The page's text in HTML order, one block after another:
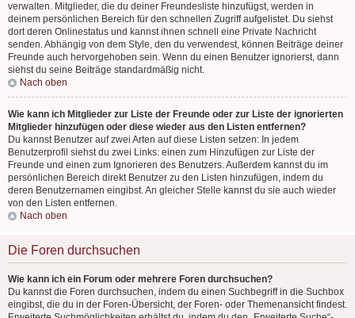
verwalten. Mitglieder, die du deiner Freundesliste hinzufügst, werden in
deinem persönlichen Bereich für den schnellen Zugriff aufgelistet. Du siehst
dort deren Onlinestatus und kannst ihnen schnell eine Private Nachricht
senden. Abhängig von dem Style, den du verwendest, können Beiträge deiner
Freunde auch hervorgehoben sein. Wenn du einen Benutzer ignorierst, dann
siehst du seine Beiträge standardmäßig nicht.
Nach oben
Wie kann ich Mitglieder zur Liste der Freunde oder zur Liste der ignorierten
Mitglieder hinzufügen oder diese wieder aus den Listen entfernen?
Du kannst Benutzer auf zwei Arten auf diese Listen setzen: In jedem
Benutzerprofil siehst du zwei Links: einen zum Hinzufügen zur Liste der
Freunde und einen zum Ignorieren des Benutzers. Außerdem kannst du im
persönlichen Bereich direkt Benutzer zu den Listen hinzufügen, indem du
deren Benutzernamen eingibst. An gleicher Stelle kannst du sie auch wieder
von den Listen entfernen.
Nach oben
Die Foren durchsuchen
Wie kann ich ein Forum oder mehrere Foren durchsuchen?
Du kannst die Foren durchsuchen, indem du einen Suchbegriff in die Suchbox
eingibst, die du in der Foren-Übersicht, der Foren- oder Themenansicht findest.